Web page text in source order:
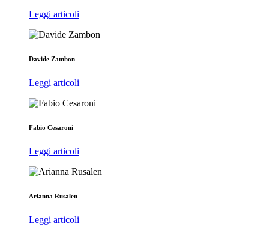
Leggi articoli
Davide Zambon
Leggi articoli
Fabio Cesaroni
Leggi articoli
Arianna Rusalen
Leggi articoli